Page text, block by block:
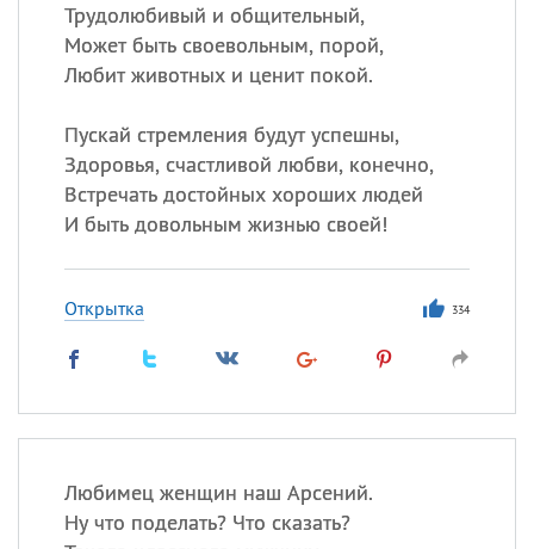
Трудолюбивый и общительный,
Может быть своевольным, порой,
Любит животных и ценит покой.
Пускай стремления будут успешны,
Здоровья, счастливой любви, конечно,
Встречать достойных хороших людей
И быть довольным жизнью своей!
Открытка 334
Любимец женщин наш Арсений.
Ну что поделать? Что сказать?